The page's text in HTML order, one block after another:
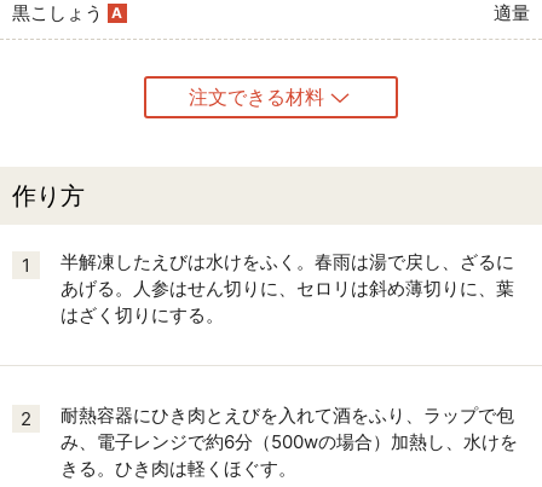
黒こしょう A 適量
注文できる材料
作り方
1
半解凍したえびは水けをふく。春雨は湯で戻し、ざるに
あげる。人参はせん切りに、セロリは斜め薄切りに、葉
はざく切りにする。
2
耐熱容器にひき肉とえびを入れて酒をふり、ラップで包
み、電子レンジで約6分（500wの場合）加熱し、水けを
きる。ひき肉は軽くほぐす。